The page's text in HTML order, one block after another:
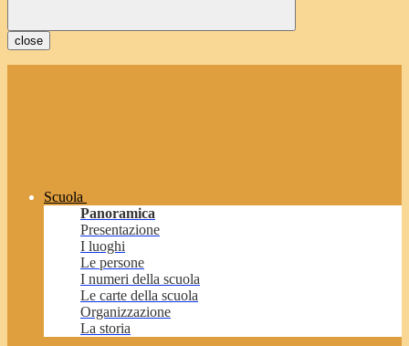
close
Scuola
Panoramica
Presentazione
I luoghi
Le persone
I numeri della scuola
Le carte della scuola
Organizzazione
La storia